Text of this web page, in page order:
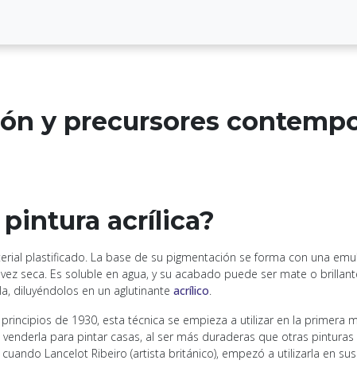
y precursores
pintura acrílica?
plastificado. La base de su pigmentación se forma con una
seca. Es soluble en agua, y su acabado puede ser mate o
diluyéndolos en un aglutinante acrílico.
de 1930, esta técnica se empieza a utilizar en la primera
para pintar casas, al ser más duraderas que otras
Lancelot Ribeiro (artista británico), empezó a utilizarla en